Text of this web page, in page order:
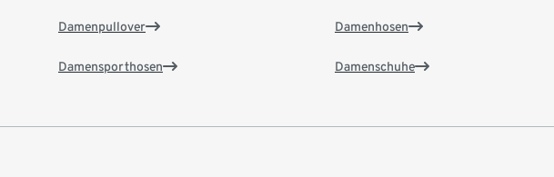
Damenpullover
Damensporthosen
Damenhosen
Damenschuhe